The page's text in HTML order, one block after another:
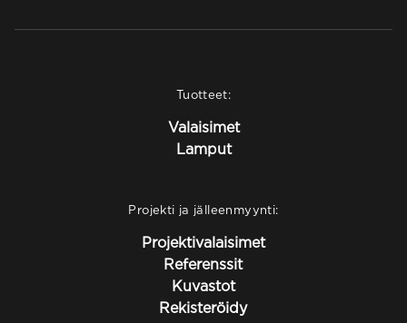
Tuotteet:
Valaisimet
Lamput
Projekti ja jälleenmyynti:
Projektivalaisimet
Referenssit
Kuvastot
Rekisteröidy